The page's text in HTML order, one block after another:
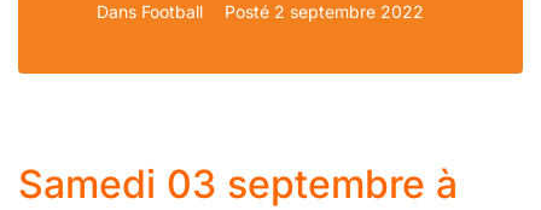
Dans Football Posté 2 septembre 2022
Samedi 03 septembre à